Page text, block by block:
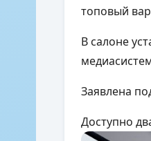
топовый
В салоне
Заявлена
Доступно